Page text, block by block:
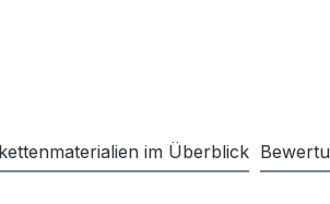
im Überblick